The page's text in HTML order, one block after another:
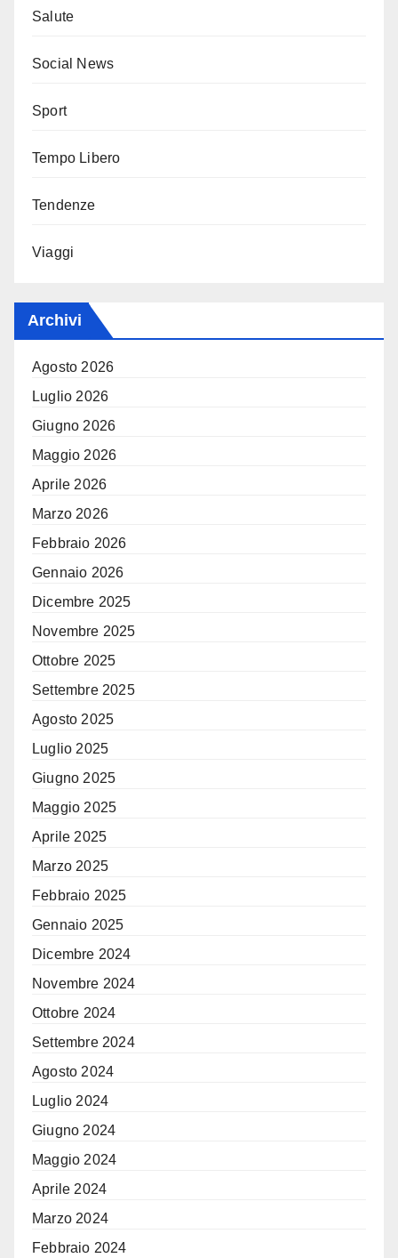
Salute
Social News
Sport
Tempo Libero
Tendenze
Viaggi
Archivi
Agosto 2026
Luglio 2026
Giugno 2026
Maggio 2026
Aprile 2026
Marzo 2026
Febbraio 2026
Gennaio 2026
Dicembre 2025
Novembre 2025
Ottobre 2025
Settembre 2025
Agosto 2025
Luglio 2025
Giugno 2025
Maggio 2025
Aprile 2025
Marzo 2025
Febbraio 2025
Gennaio 2025
Dicembre 2024
Novembre 2024
Ottobre 2024
Settembre 2024
Agosto 2024
Luglio 2024
Giugno 2024
Maggio 2024
Aprile 2024
Marzo 2024
Febbraio 2024